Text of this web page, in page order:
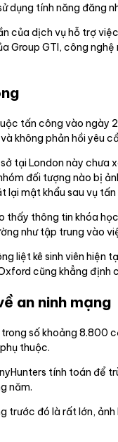
dụng tính năng đăng
của dịch vụ hỗ trợ
Group GTI, công
tấn công vào ngày
không phản hồi yêu
tại London này chưa
đối tượng nào bị
lại mật khẩu sau vụ tấn
thấy thông tin khóa
như tập trung vào
liệt kê sinh viên hiện
cũng khẳng
an ninh mạng
số khoảng 8.800
thuộc.
tính toán để
năm.
trước đó là rất lớn,